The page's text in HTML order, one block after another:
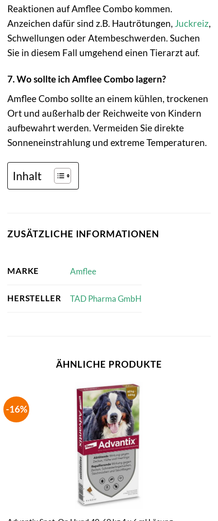
Reaktionen auf Amflee Combo kommen.
Anzeichen dafür sind z.B. Hautrötungen, Juckreiz
Schwellungen oder Atembeschwerden. Suchen
Sie in diesem Fall umgehend einen Tierarzt auf.
7. Wo sollte ich Amflee Combo lagern?
Amflee Combo sollte an einem kühlen, trockenen
Ort und außerhalb der Reichweite von Kindern
aufbewahrt werden. Vermeiden Sie direkte
Sonneneinstrahlung und extreme Temperaturen.
Inhalt
ZUSÄTZLICHE INFORMATIONEN
MARKE Amflee
HERSTELLER TAD Pharma GmbH
ÄHNLICHE PRODUKTE
-16%